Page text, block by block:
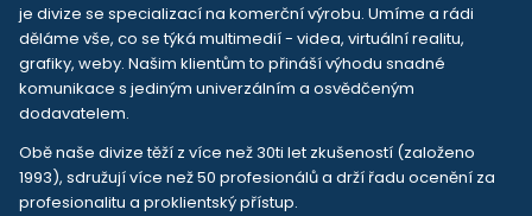
je divize se specializací na komerční výrobu. Umíme a rádi
děláme vše, co se týká multimedií - videa, virtuální realitu,
grafiky, weby. Našim klientům to přináší výhodu snadné
komunikace s jediným univerzálním a osvědčeným
dodavatelem.
Obě naše divize těží z více než 30ti let zkušeností (založeno
1993), sdružují více než 50 profesionálů a drží řadu ocenění za
profesionalitu a proklientský přístup.